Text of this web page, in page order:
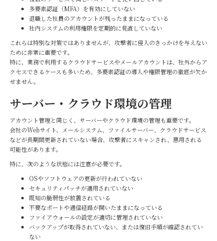
多要素認証（MFA）を有効にしていない
退職した社員のアカウントが残ったままになっている
社内システムの利用権限を定期的に見直していない
これらは特別な対策ではありませんが、攻撃者に侵入のきっかけを与えない
ために非常に重要です。
特に、業務で利用するクラウドサービスやメールアカウントは、社外からア
クセスできるケースも多いため、多要素認証の導入や権限管理の徹底が欠か
せません。
サーバー・クラウド環境の管理
アカウント管理と同じく、サーバーやクラウド環境の管理も重要です。
会社のWebサイト、メールシステム、ファイルサーバー、クラウドサービス
などが長期間更新されていない場合、攻撃者にスキャンされ、悪用される
可能性があります。
特に、次のような状態には注意が必要です。
OSやソフトウェアの更新が行われていない
セキュリティパッチが適用されていない
既知の脆弱性が放置されている
不要なポートや通信経路が開いたままになっている
ファイアウォールの設定が適切に管理されていない
バックアップが取得されていない、または復旧手順が確認されてい
ない